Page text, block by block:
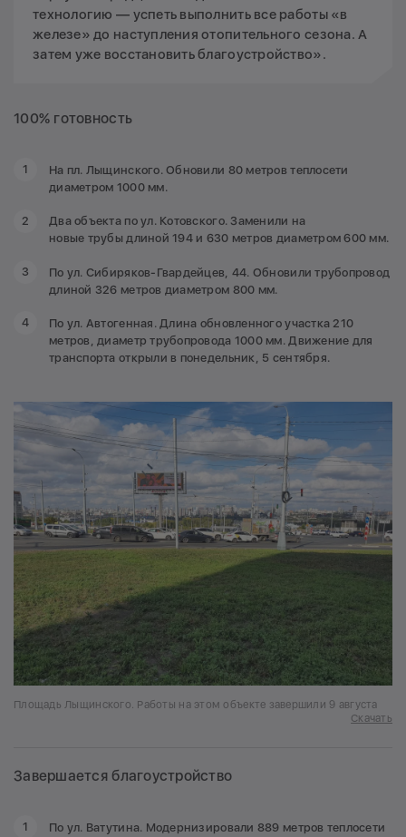
технологию — успеть выполнить все работы «в
железе» до наступления отопительного сезона. А
затем уже восстановить благоустройство».
100% готовность
На пл. Лыщинского. Обновили 80 метров теплосети
диаметром 1000 мм.
Два объекта по ул. Котовского. Заменили на
новые трубы длиной 194 и 630 метров диаметром 600 мм.
По ул. Сибиряков-Гвардейцев, 44. Обновили трубопровод
длиной 326 метров диаметром 800 мм.
По ул. Автогенная. Длина обновленного участка 210
метров, диаметр трубопровода 1000 мм. Движение для
транспорта открыли в понедельник, 5 сентября.
Площадь Лыщинского. Работы на этом объекте завершили 9 августа
Скачать
Завершается благоустройство
По ул. Ватутина. Модернизировали 889 метров теплосети